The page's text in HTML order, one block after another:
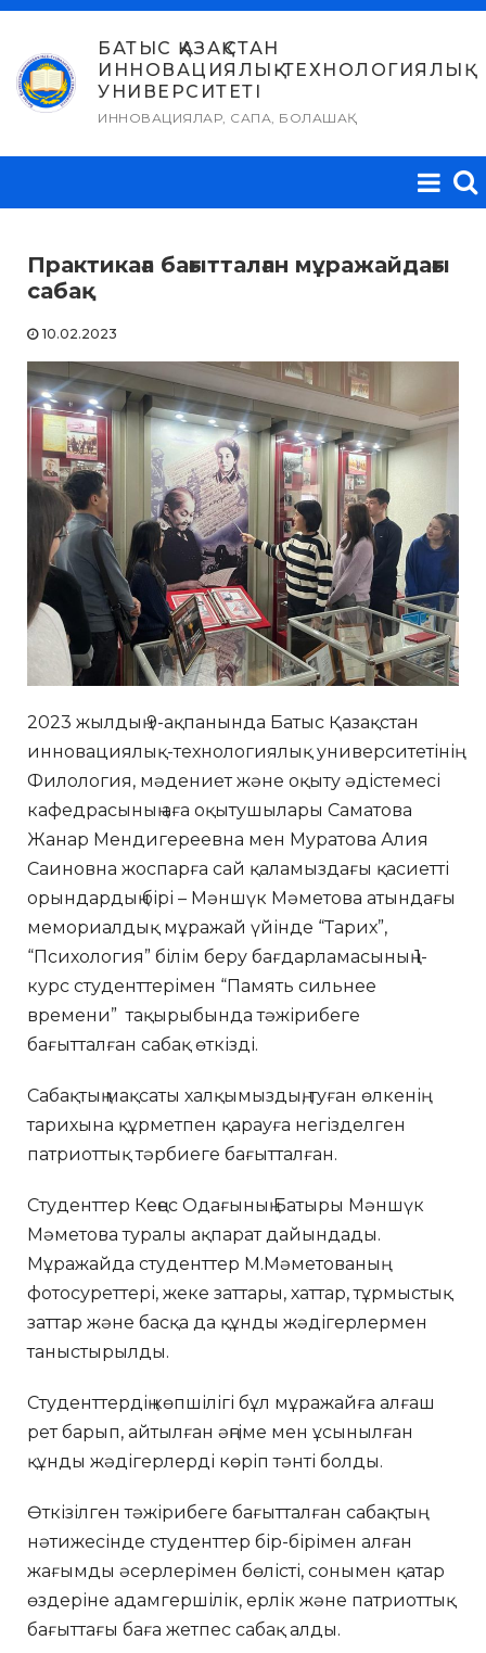
Skip
content
БАТЫС ҚАЗАҚСТАН
ИННОВАЦИЯЛЫҚ-ТЕХНОЛОГИЯЛЫҚ
УНИВЕРСИТЕТІ
ИННОВАЦИЯЛАР, САПА, БОЛАШАҚ
Практикаға бағытталған мұражайдағы
сабақ
10.02.2023
2023 жылдың 9-ақпанында Батыс Қазақстан
инновациялық-технологиялық университетінің
Филология, мәдениет және оқыту әдістемесі
кафедрасының аға оқытушылары Саматова
Жанар Мендигереевна мен Муратова Алия
Саиновна жоспарға сай қаламыздағы қасиетті
орындардың бірі – Мәншүк Мәметова атындағы
мемориалдық мұражай үйінде “Тарих”,
“Психология” білім беру бағдарламасының 1-
курс студенттерімен “Память сильнее
времени” тақырыбында тәжірибеге
бағытталған сабақ өткізді.
Сабақтың мақсаты халқымыздың, туған өлкенің
тарихына құрметпен қарауға негізделген
патриоттық тәрбиеге бағытталған.
Студенттер Кеңес Одағының Батыры Мәншүк
Мәметова туралы ақпарат дайындады.
Мұражайда студенттер М.Мәметованың
фотосуреттері, жеке заттары, хаттар, тұрмыстық
заттар және басқа да құнды жәдігерлермен
таныстырылды.
Студенттердің көпшілігі бұл мұражайға алғаш
рет барып, айтылған әңгіме мен ұсынылған
құнды жәдігерлерді көріп тәнті болды.
Өткізілген тәжірибеге бағытталған сабақтың
нәтижесінде студенттер бір-бірімен алған
жағымды әсерлерімен бөлісті, сонымен қатар
өздеріне адамгершілік, ерлік және патриоттық
бағыттағы баға жетпес сабақ алды.